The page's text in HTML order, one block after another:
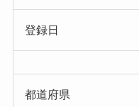
登録日
都道府県